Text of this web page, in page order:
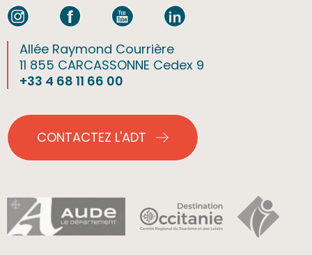
Allée Raymond Courrière
11 855 CARCASSONNE Cedex 9
+33 4 68 11 66 00
CONTACTEZ L'ADT